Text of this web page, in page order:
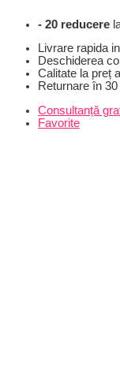
- 20 reducere
Livrare rapida
Deschiderea
Calitate la preț
Returnare în
Consultanță
Favorite